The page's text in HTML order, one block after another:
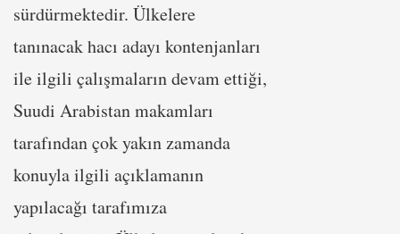
sürdürmektedir. Ülkelere
tanınacak hacı adayı kontenjanları
ile ilgili çalışmaların devam ettiği,
Suudi Arabistan makamları
tarafından çok yakın zamanda
konuyla ilgili açıklamanın
yapılacağı tarafımıza